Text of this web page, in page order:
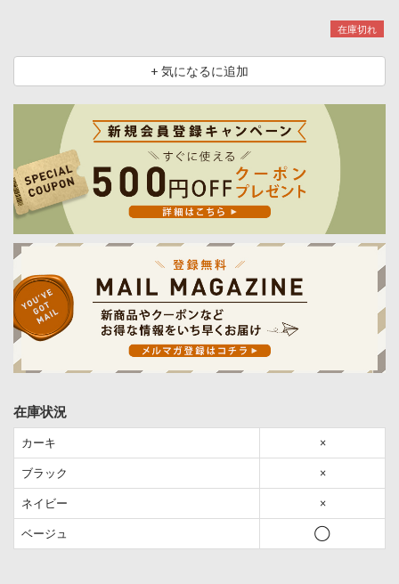
在庫切れ
+ 気になるに追加
在庫状況
カーキ ×
ブラック ×
ネイビー ×
ベージュ ◯